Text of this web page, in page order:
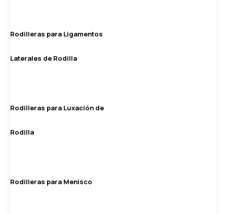
Rodilleras para Ligamentos
Laterales de Rodilla
Rodilleras para Luxación de
Rodilla
Rodilleras para Menisco